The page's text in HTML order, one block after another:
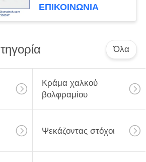
ΕΠΙΚΟΙΝΩΝΊΑ
Όλα
Κράμα χαλκού
βολφραμίου
Ψεκάζοντας στόχοι